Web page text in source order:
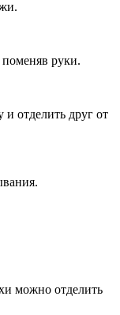
руки.
отделить друг от
можно отделить